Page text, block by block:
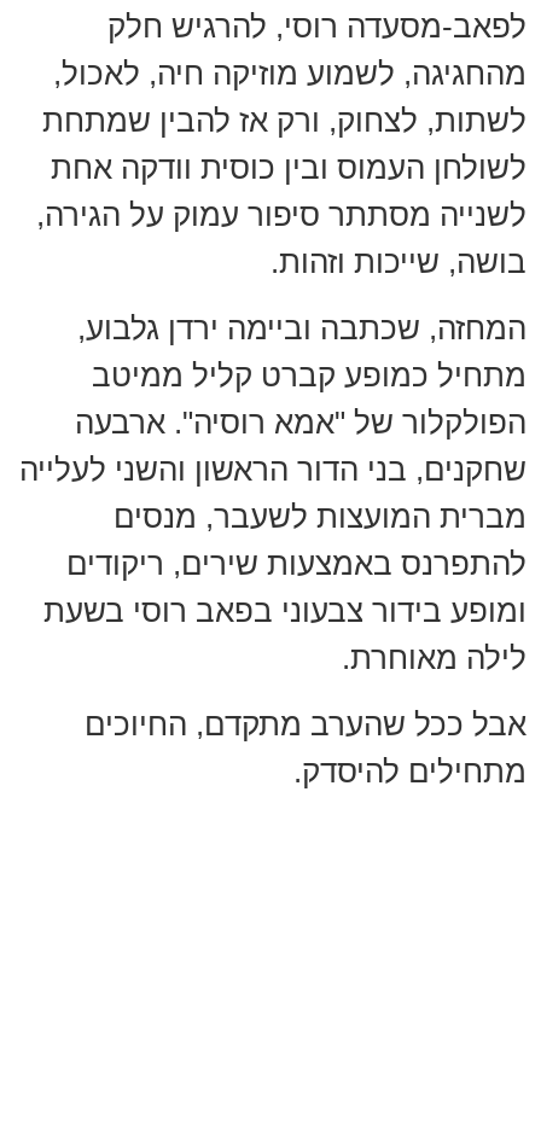
לפאב-מסעדה רוסי, להרגיש חלק
מהחגיגה, לשמוע מוזיקה חיה, לאכול,
לשתות, לצחוק, ורק אז להבין שמתחת
לשולחן העמוס ובין כוסית וודקה אחת
לשנייה מסתתר סיפור עמוק על הגירה,
בושה, שייכות וזהות.
המחזה, שכתבה וביימה ירדן גלבוע,
מתחיל כמופע קברט קליל ממיטב
הפולקלור של "אמא רוסיה". ארבעה
שחקנים, בני הדור הראשון והשני לעלייה
מברית המועצות לשעבר, מנסים
להתפרנס באמצעות שירים, ריקודים
ומופע בידור צבעוני בפאב רוסי בשעת
לילה מאוחרת.
אבל ככל שהערב מתקדם, החיוכים
מתחילים להיסדק.